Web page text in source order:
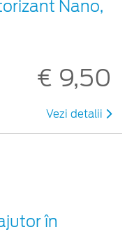
Nano,
€ 9,50
Vezi detalii
în